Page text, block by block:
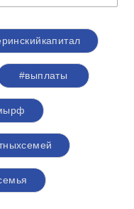
#выплаты